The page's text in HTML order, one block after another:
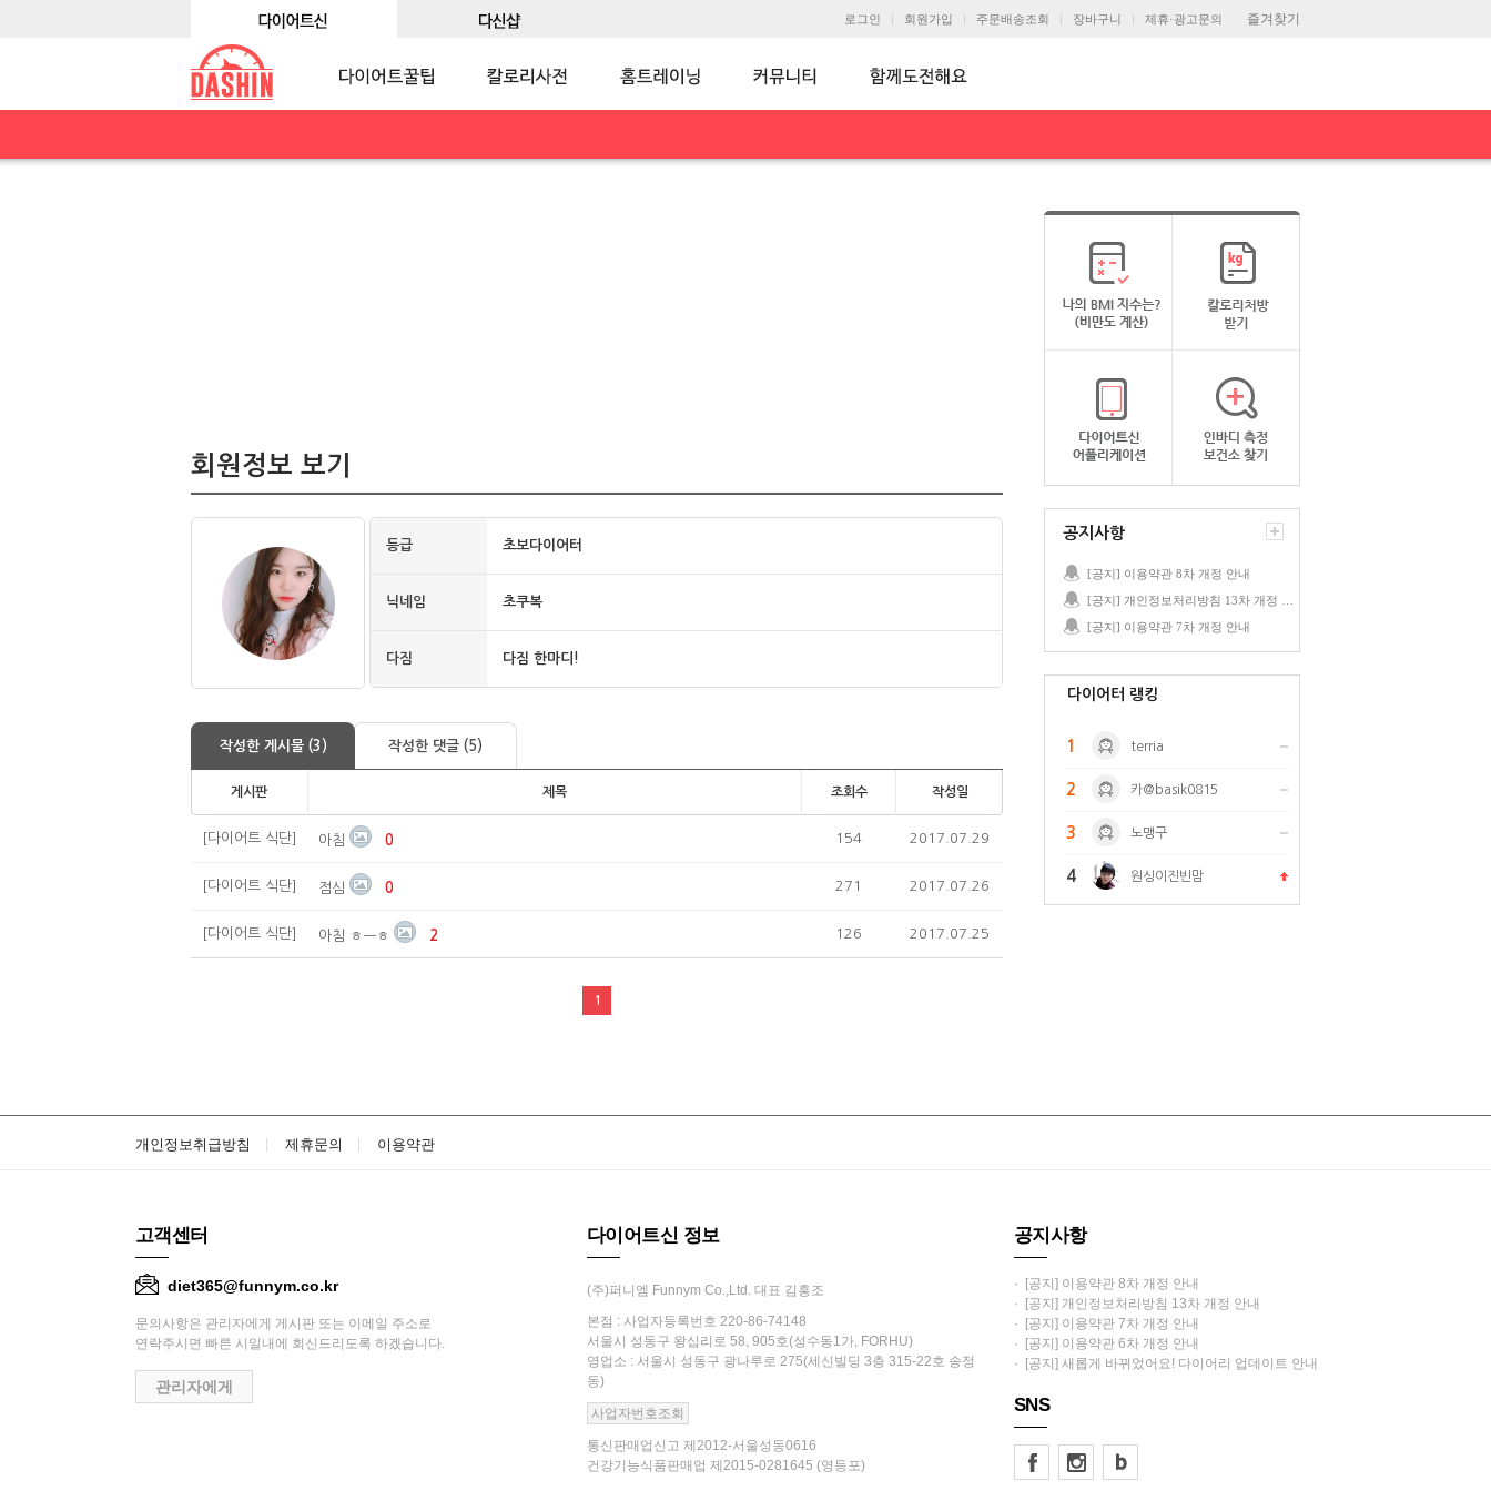
즐겨찾기
로그인 회원가입 주문배송조회 장바구니 제휴·광고문의
회원정보 보기
등급 초보다이어터
닉네임 초쿠복
다짐 다짐 한마디!
작성한 게시물 (3) 작성한 댓글 (5)
게시판 제목 조회수 작성일
[다이어트 식단] 아침 0 154 2017.07.29
[다이어트 식단] 점심 0 271 2017.07.26
[다이어트 식단] 아침 ㅎㅡㅎ 2 126 2017.07.25
1
공지사항
[공지] 이용약관 8차 개정 안내
[공지] 이용약관 7차 개정 안내
다이어터 랭킹
1 terria
2 카@basik0815
3 노맹구
4 원싱이진빈맘
개인정보취급방침 제휴문의 이용약관
고객센터
diet365@funnym.co.kr
문의사항은 관리자에게 게시판 또는 이메일 주소로
연락주시면 빠른 시일내에 회신드리도록 하겠습니다.
관리자에게
다이어트신 정보
(주)퍼니엠 Funnym Co.,Ltd. 대표 김흥조
본점 : 사업자등록번호 220-86-74148
서울시 성동구 왕십리로 58, 905호(성수동1가, FORHU)
영업소 : 서울시 성동구 광나루로 275(세신빌딩 3층 315-22호 송정
동)
사업자번호조회
통신판매업신고 제2012-서울성동0616
건강기능식품판매업 제2015-0281645 (영등포)
공지사항
· [공지] 이용약관 8차 개정 안내
· [공지] 개인정보처리방침 13차 개정 안내
· [공지] 이용약관 7차 개정 안내
· [공지] 이용약관 6차 개정 안내
· [공지] 새롭게 바뀌었어요! 다이어리 업데이트 안내
SNS